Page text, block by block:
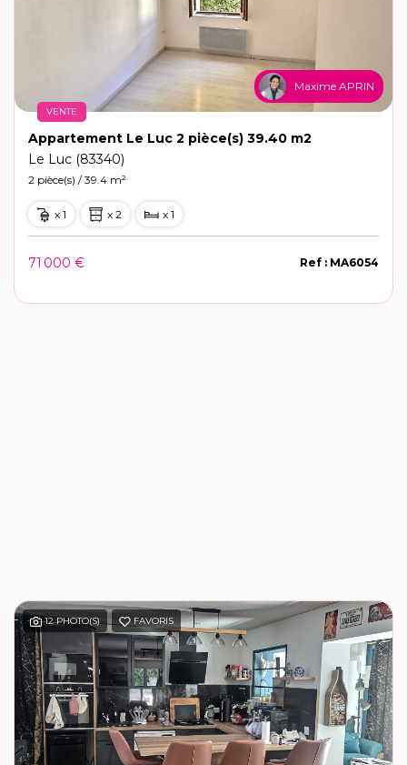
Maxime APRIN
VENTE
Appartement Le Luc 2 pièce(s) 39.40 m2
Le Luc (83340)
2 pièce(s) / 39.4 m²
x 1 x 2 x 1
71 000 € Ref : MA6054
12 PHOTO(S) FAVORIS